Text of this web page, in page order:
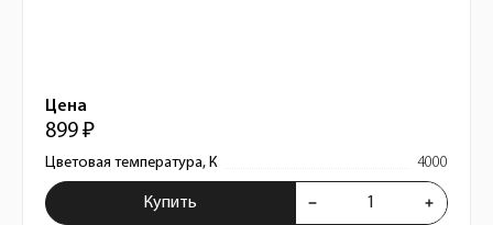
Цена
899 ₽
Цветовая температура, К 4000
Купить